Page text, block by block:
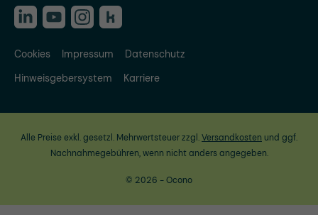
Cookies Impressum
Datenschutz
Hinweisgebersystem
Karriere
Alle Preise exkl. gesetzl. Mehrwertsteuer zzgl.Versandkosten und ggf.
Nachnahmegebühren, wenn nicht anders angegeben.
© 2026 - Ocono